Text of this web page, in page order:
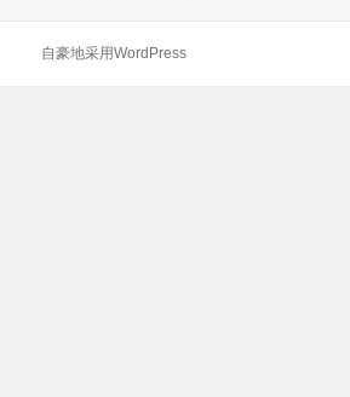
自豪地采用WordPress